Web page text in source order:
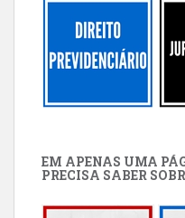
EM APENAS UMA
PRECISA SABER